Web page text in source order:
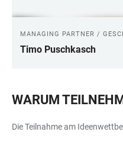
MANAGING PARTNER /
Timo Puschkasch
WARUM
Die Teilnahme am